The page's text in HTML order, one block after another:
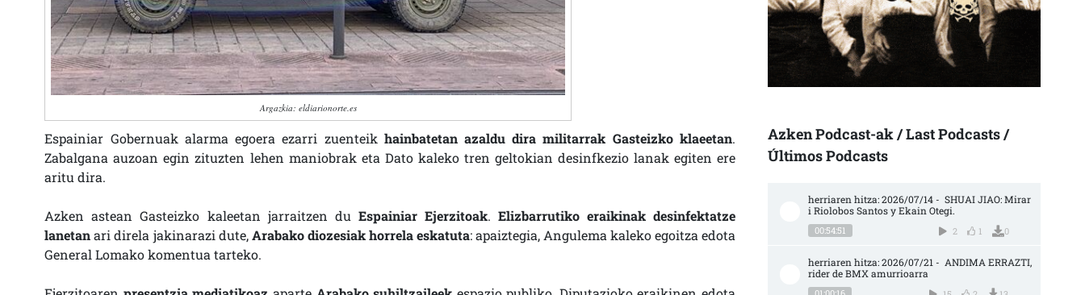
Argazkia: eldiarionorte.es
Espainiar Gobernuak alarma egoera ezarri zuenteik hainbatetan azaldu dira militarrak Gasteizko klaeetan.
Zabalgana auzoan egin zituzten lehen maniobrak eta Dato kaleko tren geltokian desinfkezio lanak egiten ere
aritu dira.
Azken astean Gasteizko kaleetan jarraitzen du Espainiar Ejerzitoak. Elizbarrutiko eraikinak desinfektatze
lanetanari direla jakinarazi dute,Arabako diozesiak horrela eskatuta: apaiztegia, Angulema kaleko egoitza edota
General Lomako komentua tarteko.
Azken Podcast-ak / Last Podcasts /
Últimos Podcasts
herriaren hitza: 2026/07/14 -  SHUAI JIAO: Mirar
i Riolobos Santos y Ekain Otegi.
00:54:51 2 1 0
herriaren hitza: 2026/07/21 -  ANDIMA ERRAZTI,
rider de BMX amurrioarra